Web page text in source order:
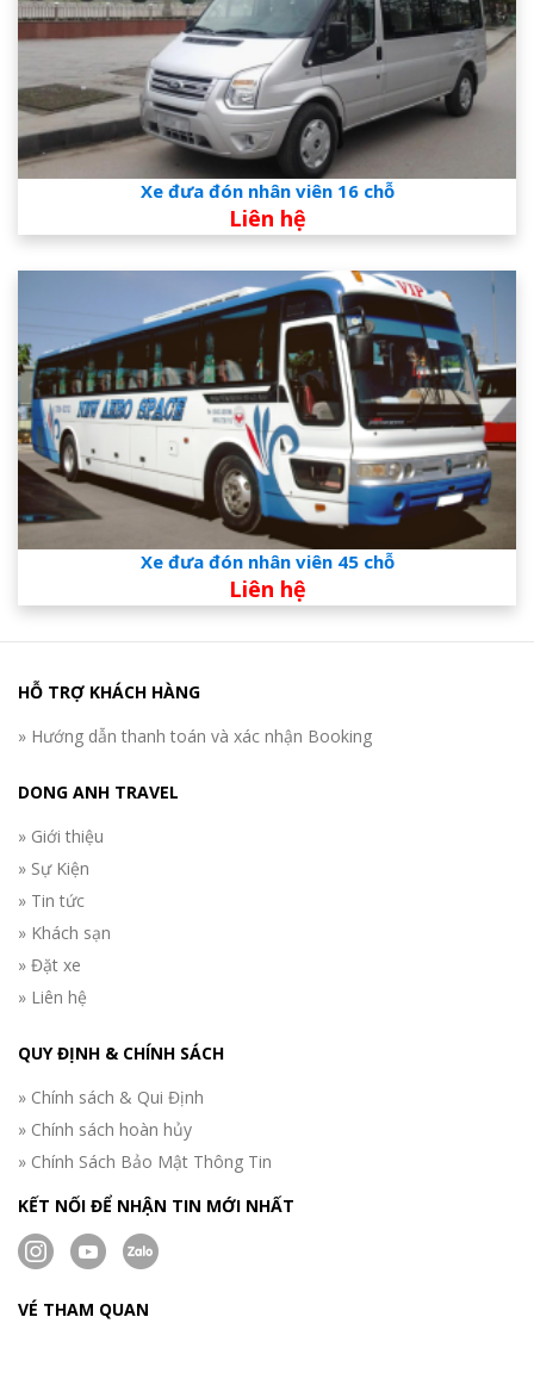
Xe đưa đón nhân viên 16 chỗ
Liên hệ
Xe đưa đón nhân viên 45 chỗ
Liên hệ
HỖ TRỢ KHÁCH HÀNG
» Hướng dẫn thanh toán và xác nhận Booking
DONG ANH TRAVEL
» Giới thiệu
» Sự Kiện
» Tin tức
» Khách sạn
» Đặt xe
» Liên hệ
QUY ĐỊNH & CHÍNH SÁCH
» Chính sách & Qui Định
» Chính sách hoàn hủy
» Chính Sách Bảo Mật Thông Tin
KẾT NỐI ĐỂ NHẬN TIN MỚI NHẤT
VÉ THAM QUAN